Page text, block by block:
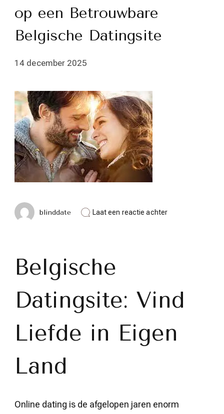
op een Betrouwbare
Belgische Datingsite
14 december 2025
blinddate Laat een reactie achterop
Datingsite
Belgische
Datingsite: Vind
Liefde in Eigen
Land
Online dating is de afgelopen jaren enorm